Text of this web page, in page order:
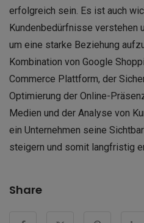
erfolgreich sein. Es ist auch
Kundenbedürfnisse verstehen
um eine starke Beziehung
Kombination von Google
Commerce Plattform, der
Optimierung der Online-
Medien und der Analyse von
ein Unternehmen seine
steigern und somit langfristig
Share